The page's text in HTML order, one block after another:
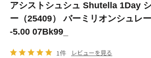
アシストシュシュ Shutella 1Day
ー（25409） バーミリオンシュレ
-5.00 07Bk99_
1件 レビューを見る